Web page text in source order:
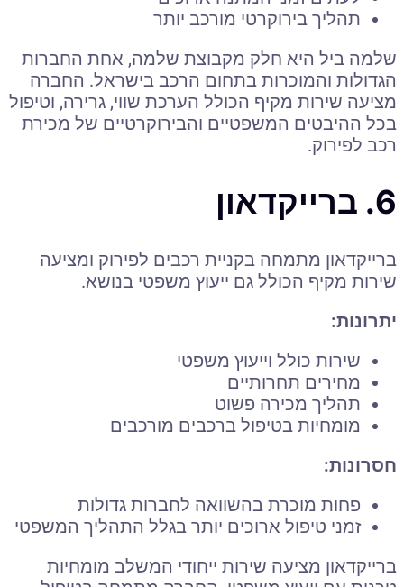
תהליך בירוקרטי מורכב יותר
שלמה ביל היא חלק מקבוצת שלמה, אחת החברות
הגדולות והמוכרות בתחום הרכב בישראל. החברה
מציעה שירות מקיף הכולל הערכת שווי, גרירה, וטיפול
בכל ההיבטים המשפטיים והבירוקרטיים של מכירת
רכב לפירוק.
6. ברייקדאון
ברייקדאון מתמחה בקניית רכבים לפירוק ומציעה
שירות מקיף הכולל גם ייעוץ משפטי בנושא.
יתרונות:
שירות כולל וייעוץ משפטי
מחירים תחרותיים
תהליך מכירה פשוט
מומחיות בטיפול ברכבים מורכבים
חסרונות:
פחות מוכרת בהשוואה לחברות גדולות
זמני טיפול ארוכים יותר בגלל התהליך המשפטי
ברייקדאון מציעה שירות ייחודי המשלב מומחיות